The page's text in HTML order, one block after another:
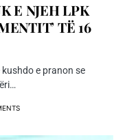
E NJEH LPK
TË 16
e pranon se